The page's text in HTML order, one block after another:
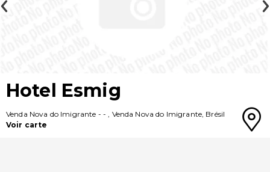
Hotel Esmig
Venda Nova do Imigrante - -, Venda Nova do Imigrante, Brésil
Voir carte